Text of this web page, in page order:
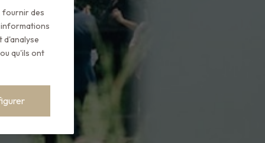
fournir des
d'analyse
qu'ils ont